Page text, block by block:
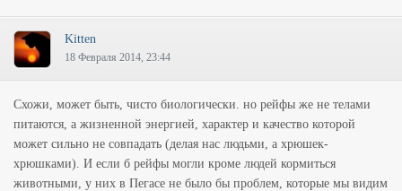
Kitten
18 Февраля 2014, 23:44
Схожи, может быть, чисто биологически. но рейфы же не телами
питаются, а жизненной энергией, характер и качество которой
может сильно не совпадать (делая нас людьми, а хрюшек-
хрюшками). И если б рейфы могли кроме людей кормиться
животными, у них в Пегасе не было бы проблем, которые мы видим